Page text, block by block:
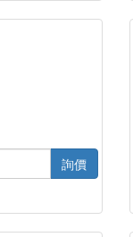
詢價